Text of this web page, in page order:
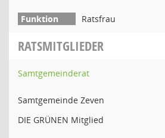
Ratsfrau
RATSMITGLIEDER
Samtgemeinderat
Samtgemeinde Zeven
DIE GRÜNEN Mitglied